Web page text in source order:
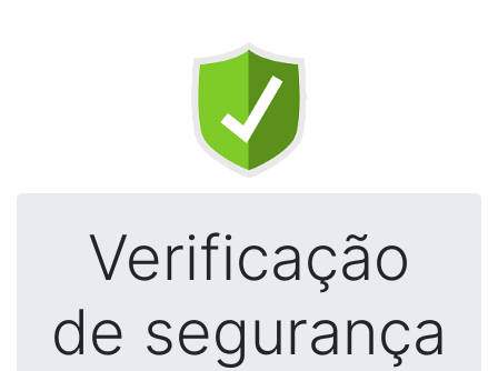
Verificação
de segurança